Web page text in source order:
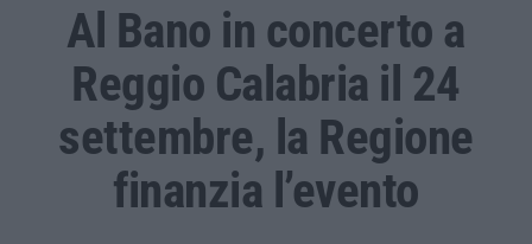
Al Bano in concerto a
Reggio Calabria il 24
settembre, la Regione
finanzia l’evento